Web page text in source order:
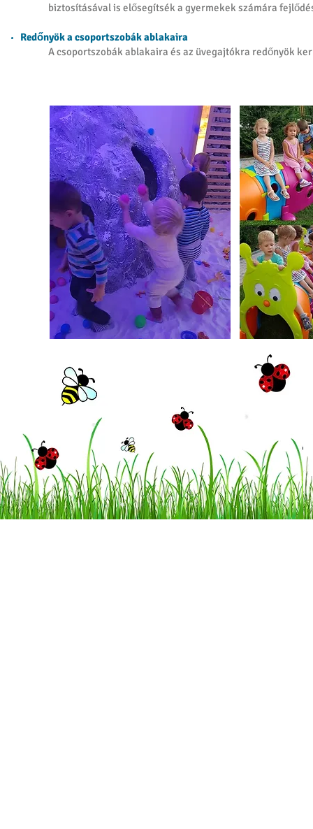
biztosításával is elősegítsék a gyermekek számára
Redőnyök a csoportszobák ablakaira
A csoportszobák ablakaira és az üvegajtókra redőnyök
© 2023 by Little Tots Preschool.
Proudly created with Wix.com